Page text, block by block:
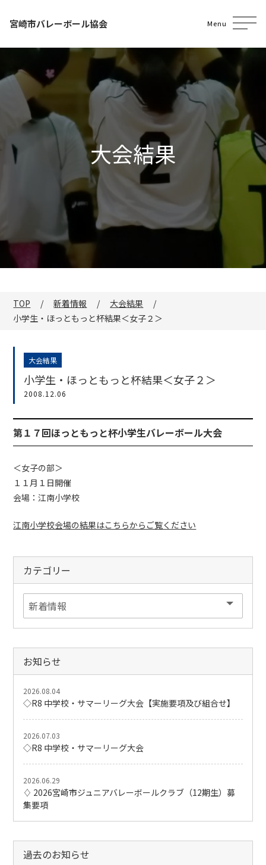
宮崎市バレーボール協会 Menu
大会結果
TOP 新着情報
大会結果
小学生・ほっともっと杯結果＜女子２＞
大会結果
小学生・ほっともっと杯結果＜女子２＞
2008.12.06
第１７回ほっともっと杯小学生バレーボール大会
＜女子の部＞
１１月１日開催
会場：江南小学校
江南小学校会場の結果はこちらからご覧ください
カテゴリー
お知らせ
2026.08.04
◇R8 中学校・サマーリーグ大会【実施要項及び組合せ】
2026.07.03
◇R8 中学校・サマーリーグ大会
2026.06.29
♢ 2026宮崎市ジュニアバレーボールクラブ（12期生）募
集要項
過去のお知らせ